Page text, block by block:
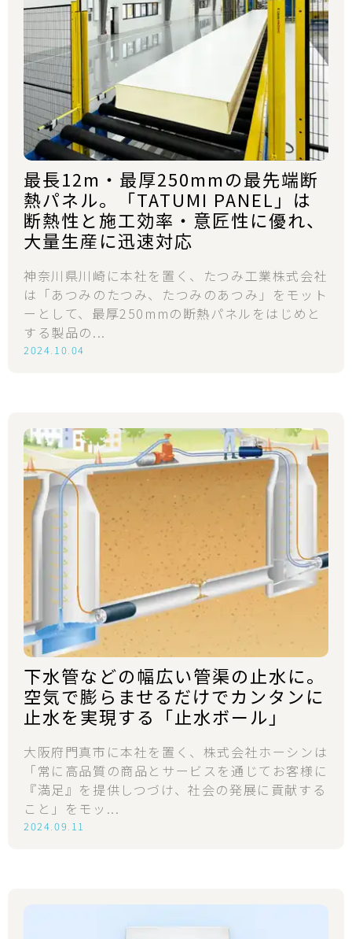
最長12m・最厚250mmの最先端断
熱パネル。「TATUMI PANEL」は
断熱性と施工効率・意匠性に優れ、
大量生産に迅速対応
神奈川県川崎に本社を置く、たつみ工業株式会社
は「あつみのたつみ、たつみのあつみ」をモット
ーとして、最厚250mmの断熱パネルをはじめと
する製品の...
2024.10.04
下水管などの幅広い管渠の止水に。
空気で膨らませるだけでカンタンに
止水を実現する「止水ボール」
大阪府門真市に本社を置く、株式会社ホーシンは
「常に高品質の商品とサービスを通じてお客様に
『満足』を提供しつづけ、社会の発展に貢献する
こと」をモッ...
2024.09.11